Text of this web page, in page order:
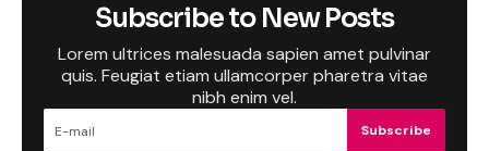
Subscribe to New Posts
Lorem ultrices malesuada sapien amet pulvinar
quis. Feugiat etiam ullamcorper pharetra vitae
nibh enim vel.
Subscribe